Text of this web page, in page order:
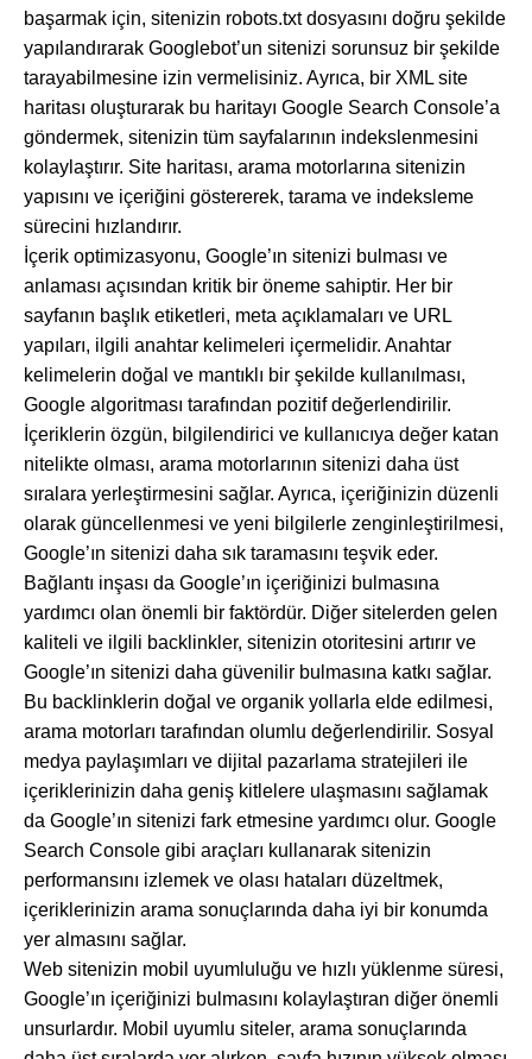
başarmak için, sitenizin robots.txt dosyasını doğru şekilde
yapılandırarak Googlebot’un sitenizi sorunsuz bir şekilde
tarayabilmesine izin vermelisiniz. Ayrıca, bir XML site
haritası oluşturarak bu haritayı Google Search Console’a
göndermek, sitenizin tüm sayfalarının indekslenmesini
kolaylaştırır. Site haritası, arama motorlarına sitenizin
yapısını ve içeriğini göstererek, tarama ve indeksleme
sürecini hızlandırır.
İçerik optimizasyonu, Google’ın sitenizi bulması ve
anlaması açısından kritik bir öneme sahiptir. Her bir
sayfanın başlık etiketleri, meta açıklamaları ve URL
yapıları, ilgili anahtar kelimeleri içermelidir. Anahtar
kelimelerin doğal ve mantıklı bir şekilde kullanılması,
Google algoritması tarafından pozitif değerlendirilir.
İçeriklerin özgün, bilgilendirici ve kullanıcıya değer katan
nitelikte olması, arama motorlarının sitenizi daha üst
sıralara yerleştirmesini sağlar. Ayrıca, içeriğinizin düzenli
olarak güncellenmesi ve yeni bilgilerle zenginleştirilmesi,
Google’ın sitenizi daha sık taramasını teşvik eder.
Bağlantı inşası da Google’ın içeriğinizi bulmasına
yardımcı olan önemli bir faktördür. Diğer sitelerden gelen
kaliteli ve ilgili backlinkler, sitenizin otoritesini artırır ve
Google’ın sitenizi daha güvenilir bulmasına katkı sağlar.
Bu backlinklerin doğal ve organik yollarla elde edilmesi,
arama motorları tarafından olumlu değerlendirilir. Sosyal
medya paylaşımları ve dijital pazarlama stratejileri ile
içeriklerinizin daha geniş kitlelere ulaşmasını sağlamak
da Google’ın sitenizi fark etmesine yardımcı olur. Google
Search Console gibi araçları kullanarak sitenizin
performansını izlemek ve olası hataları düzeltmek,
içeriklerinizin arama sonuçlarında daha iyi bir konumda
yer almasını sağlar.
Web sitenizin mobil uyumluluğu ve hızlı yüklenme süresi,
Google’ın içeriğinizi bulmasını kolaylaştıran diğer önemli
unsurlardır. Mobil uyumlu siteler, arama sonuçlarında